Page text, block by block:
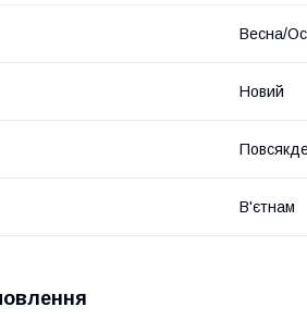
Весна/
Новий
В'єтнам